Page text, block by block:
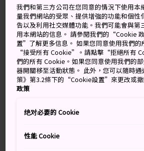
Matsue-shi, Shimane-ken
在 Google 地圖上檢視
取得轉乘資訊
關鍵字
栽種有 250 多種牡丹
麗湖心花園
我們和第三方公司在您同意的情況下使用本
量我們網站的受眾、提供增強的功能和個性
告以及利用社交媒體功能。我們可能會與第
用本網站的信息。 請參閱我們的“Cookie
置”了解更多信息。 如果您同意使用我們
“接受所有 Cookie”。請點擊“拒絕所有
們的所有 Cookie。如果您同意使用我們的
器開關移至活動狀態。 此外，您可以隨時
策》第3.2條下的“Cookie設置”來更改或撤
政策
绝对必要的 Cookie
性能 Cookie